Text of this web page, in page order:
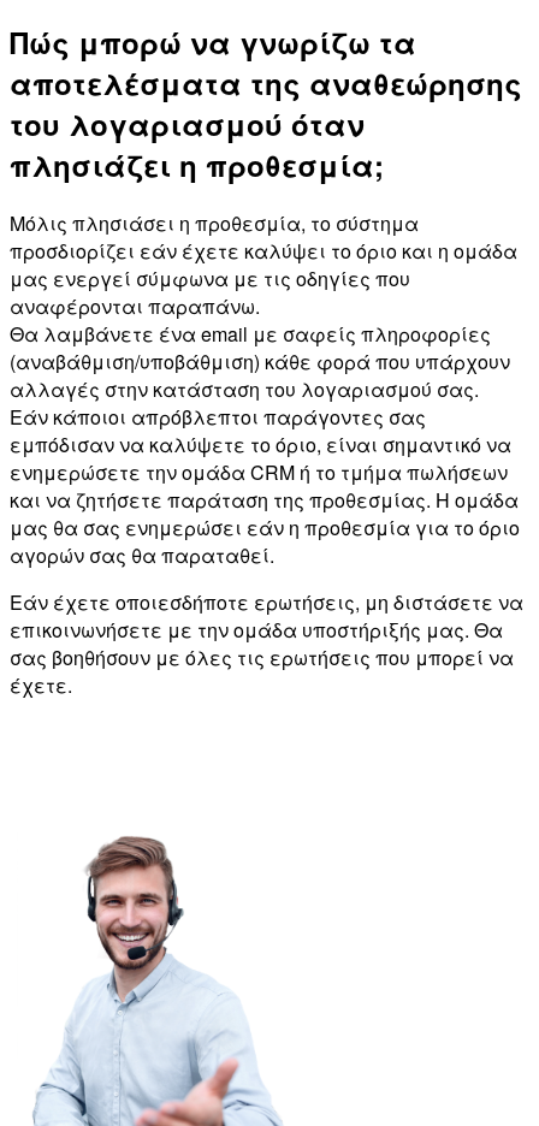
Πώς μπορώ να γνωρίζω τα
αποτελέσματα της αναθεώρησης
του λογαριασμού όταν
πλησιάζει η προθεσμία;
Μόλις πλησιάσει η προθεσμία, το σύστημα
προσδιορίζει εάν έχετε καλύψει το όριο και η ομάδα
μας ενεργεί σύμφωνα με τις οδηγίες που
αναφέρονται παραπάνω.
Θα λαμβάνετε ένα email με σαφείς πληροφορίες
(αναβάθμιση/υποβάθμιση) κάθε φορά που υπάρχουν
αλλαγές στην κατάσταση του λογαριασμού σας.
Εάν κάποιοι απρόβλεπτοι παράγοντες σας
εμπόδισαν να καλύψετε το όριο, είναι σημαντικό να
ενημερώσετε την ομάδα CRM ή το τμήμα πωλήσεων
και να ζητήσετε παράταση της προθεσμίας. Η ομάδα
μας θα σας ενημερώσει εάν η προθεσμία για το όριο
αγορών σας θα παραταθεί.
Εάν έχετε οποιεσδήποτε ερωτήσεις, μη διστάσετε να
επικοινωνήσετε με την ομάδα υποστήριξής μας. Θα
σας βοηθήσουν με όλες τις ερωτήσεις που μπορεί να
έχετε.